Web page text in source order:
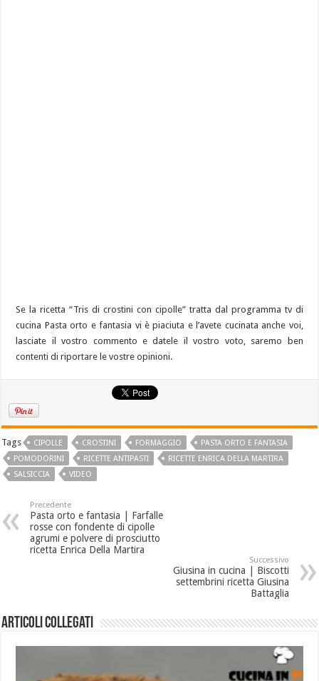
Se la ricetta “Tris di crostini con cipolle” tratta dal programma tv di
cucina Pasta orto e fantasia vi è piaciuta e l’avete cucinata anche voi,
lasciate il vostro commento e datele il vostro voto, saremo ben
contenti di riportare le vostre opinioni.
Tags CIPOLLE CROSTINI FORMAGGIO
PASTA ORTO E FANTASIA
POMODORINI
RICETTE ANTIPASTI
RICETTE ENRICA DELLA MARTIRA
SALSICCIA
VIDEO
Precedente
Pasta orto e fantasia | Farfalle
rosse con fondente di cipolle
agrumi e polvere di prosciutto
ricetta Enrica Della Martira
Successivo
Giusina in cucina | Biscotti
settembrini ricetta Giusina
Battaglia
Articoli collegati